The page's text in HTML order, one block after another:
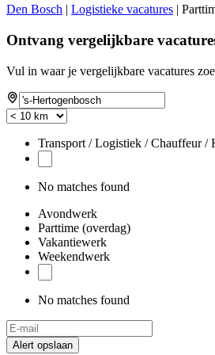
Den Bosch | Logistieke vacatures |
Ontvang vergelijkbare
Vul in waar je vergelijkbare vacatures
Transport / Logistiek / Chauffeur /
No matches found
Avondwerk
Parttime (overdag)
Vakantiewerk
Weekendwerk
No matches found
Alert opslaan